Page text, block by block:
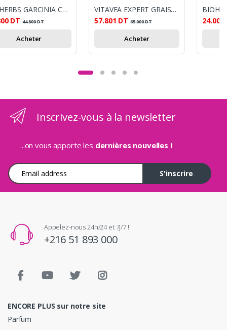
BIOHERBS GARCINIA CAMBOGIA 60 GELULES
DT 44.800DT
Acheter
VITAVEA EXPERT GRAISSES ET SUCRES 40 GELULES
57.801 DT 65.000DT
Acheter
24.000
Inscrivez-vous à la newsletter
...on vous apporte les dernières nouvelles !
Adresse e-mail
S'inscrire
Appelez-nous 24h/24 et 7j/7 !
+216 51 893 000
ENCORE PLUS sur notre site
Parfum